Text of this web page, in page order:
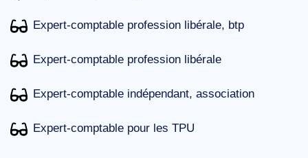
Expert-comptable profession libérale, btp
Expert-comptable profession libérale
Expert-comptable indépendant, association
Expert-comptable pour les TPU